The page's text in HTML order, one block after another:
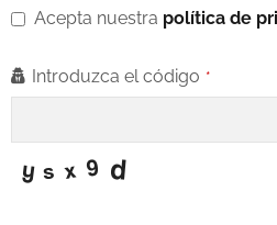
B
si
e
Acepta nuestra política de
Introduzca el código *